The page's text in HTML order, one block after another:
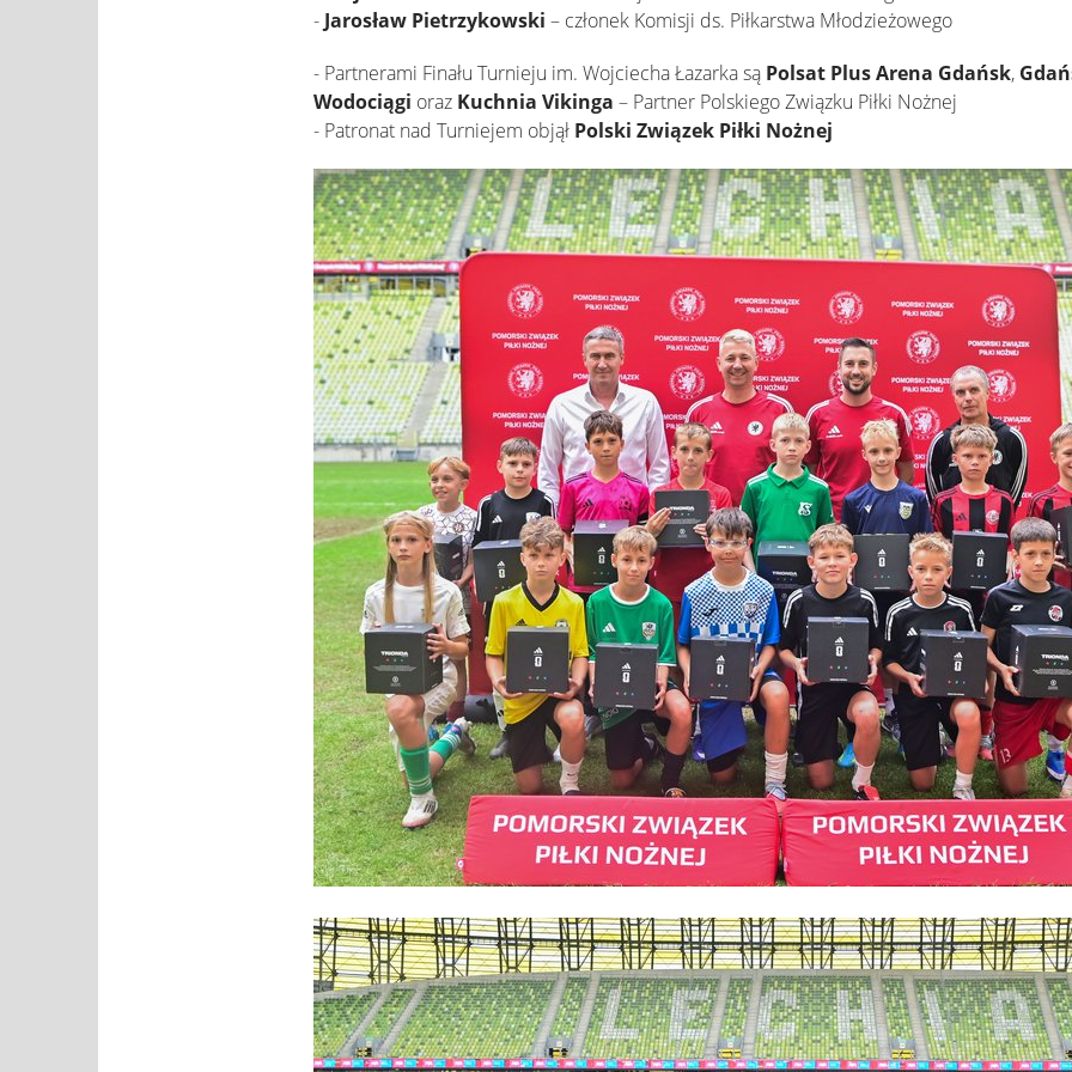
- Jarosław Pietrzykowski – członek Komisji ds. Piłkarstwa Młodzieżowego
- Partnerami Finału Turnieju im. Wojciecha Łazarka są Polsat Plus Arena Gdańsk,
Wodociągi oraz Kuchnia Vikinga – Partner Polskiego Związku Piłki Nożnej
- Patronat nad Turniejem objął Polski Związek Piłki Nożnej